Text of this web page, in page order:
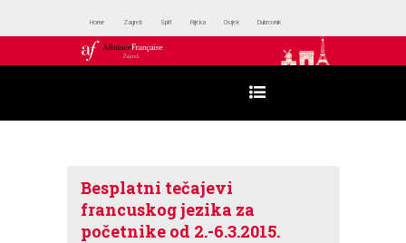
Home Zagreb Split Rijeka Osijek Dubrovnik
Besplatni tečajevi
francuskog jezika za
početnike od 2.-6.3.2015.